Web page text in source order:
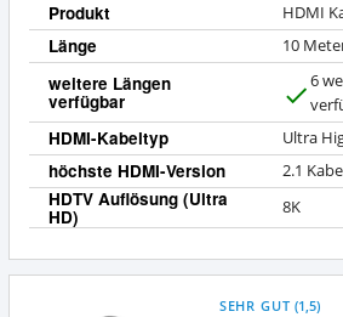
Produkt HDMI
Länge 10
weitere Längen
verfügbar
a
6
HDMI-Kabeltyp Ultra
höchste HDMI-Version 2.1
HDTV Auflösung (Ultra
HD) 8K
SEHR GUT (1,5)